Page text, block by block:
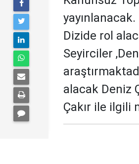
Dizide rol
Seyirciler
alacak Deniz
Çakır ile ilgili